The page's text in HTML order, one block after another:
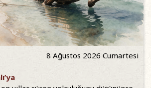
8 Ağustos 2026 Cumartesi